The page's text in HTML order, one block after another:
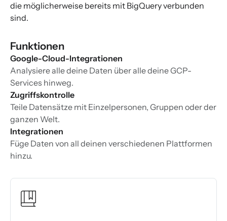
die möglicherweise bereits mit BigQuery verbunden
sind.
Funktionen
Google-Cloud-Integrationen
Analysiere alle deine Daten über alle deine GCP-
Services hinweg.
Zugriffskontrolle
Teile Datensätze mit Einzelpersonen, Gruppen oder der
ganzen Welt.
Integrationen
Füge Daten von all deinen verschiedenen Plattformen
hinzu.